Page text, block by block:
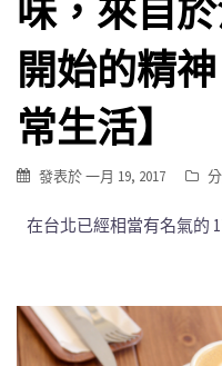
味，來自
開始的精
常生活】
發表於一月 19, 2017
在台北已經相當有名氣的